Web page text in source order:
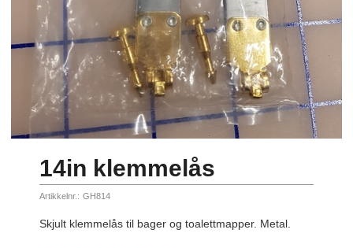
14in klemmelås
Artikkelnr.: GH814
Skjult klemmelås til bager og toalettmapper. Metal.